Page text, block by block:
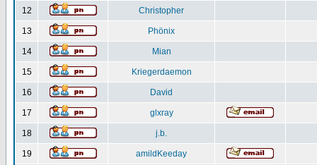
12 Christopher
13 Phönix
14 Mian
15 Kriegerdaemon
16 David
17 glxray
18 j.b.
19 amildKeeday